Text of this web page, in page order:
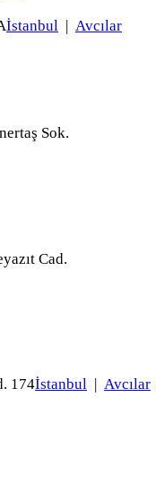
İstanbul | Avcılar
Sok.
Cad.
174İstanbul | Avcılar